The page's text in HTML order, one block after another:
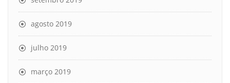
agosto 2019
julho 2019
março 2019